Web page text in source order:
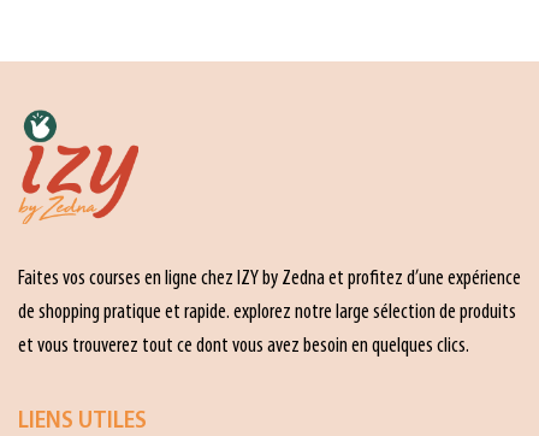
Faites vos courses en ligne chez IZY by Zedna et profitez d’une expérience
de shopping pratique et rapide. explorez notre large sélection de produits
et vous trouverez tout ce dont vous avez besoin en quelques clics.
LIENS UTILES